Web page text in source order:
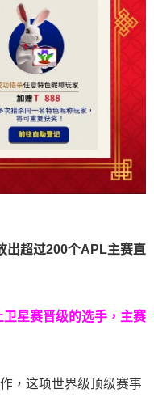
出超过200个APL主赛直
卫星赛晋级的选手，主赛
，这项世界级顶级赛事